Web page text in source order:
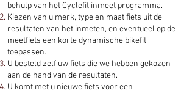
behulp van het Cyclefit inmeet programma.
Kiezen van u merk, type en maat fiets uit de
resultaten van het inmeten, en eventueel op de
meetfiets een korte dynamische bikefit
toepassen.
U besteld zelf uw fiets die we hebben gekozen
aan de hand van de resultaten.
U komt met u nieuwe fiets voor een